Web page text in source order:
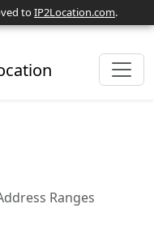
toIP2Location.com.
Ranges